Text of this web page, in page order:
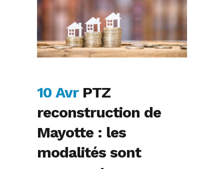
10 AvrPTZ
reconstruction de
Mayotte : les
modalités sont